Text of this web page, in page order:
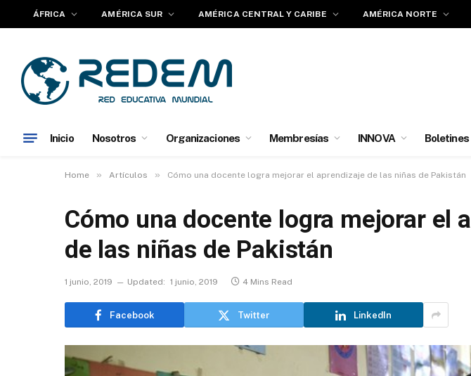
ÁFRICA AMÉRICA SUR AMÉRICA CENTRAL Y CARIBE AMÉRICA NORTE
Inicio Nosotros Organizaciones Membresías INNOVA Boletines
Home » Artículos » Cómo una docente logra mejorar el aprendizaje de las niñas de Pakistán
Cómo una docente logra mejorar el
de las niñas de Pakistán
1 junio, 2019 Updated: 1 junio, 2019 4 Mins Read
Facebook Twitter LinkedIn